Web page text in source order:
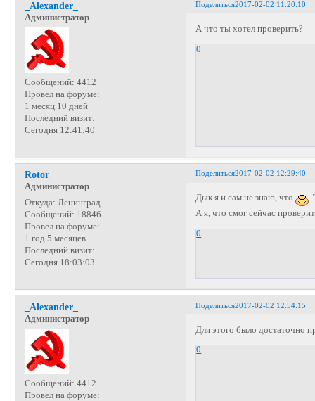
Поделиться2017-02-02 11:20:10
_Alexander_
Администратор
Сообщений: 4412
Провел на форуме:
1 месяц 10 дней
Последний визит:
Сегодня 12:41:40
А что ты хотел проверить?
0
Поделиться2017-02-02 12:29:40
Rotor
Администратор
Откуда: Ленинград
Сообщений: 18846
Провел на форуме:
1 год 5 месяцев
Последний визит:
Сегодня 18:03:03
Дык я и сам не знаю, что
.
А я, что смог сейчас
0
Поделиться2017-02-02 12:54:15
_Alexander_
Администратор
Сообщений: 4412
Провел на форуме:
Для этого было достаточно
0